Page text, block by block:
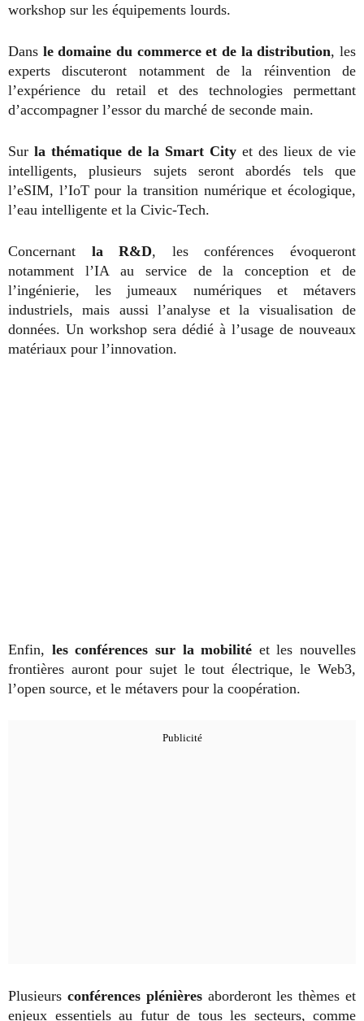
workshop sur les équipements lourds.
Dans le domaine du commerce et de la distribution, les
experts discuteront notamment de la réinvention de
l’expérience du retail et des technologies permettant
d’accompagner l’essor du marché de seconde main.
Sur la thématique de la Smart City et des lieux de vie
intelligents, plusieurs sujets seront abordés tels que
l’eSIM, l’IoT pour la transition numérique et écologique,
l’eau intelligente et la Civic-Tech.
Concernant la R&D, les conférences évoqueront
notamment l’IA au service de la conception et de
l’ingénierie, les jumeaux numériques et métavers
industriels, mais aussi l’analyse et la visualisation de
données. Un workshop sera dédié à l’usage de nouveaux
matériaux pour l’innovation.
Enfin, les conférences sur la mobilité et les nouvelles
frontières auront pour sujet le tout électrique, le Web3,
l’open source, et le métavers pour la coopération.
Plusieurs conférences plénièresaborderont les thèmes et
enjeux essentiels au futur de tous les secteurs, comme